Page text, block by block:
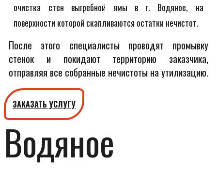
очистка стен выгребной ямы в г. Водяное, на
поверхности которой скапливаются остатки нечистот.
После этого специалисты проводят промывку
стенок и покидают территорию заказчика,
отправляя все собранные нечистоты на утилизацию.
ЗАКАЗАТЬ УСЛУГУ
Водяное